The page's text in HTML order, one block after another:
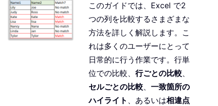
このガイドでは、Excel で2
つの列を比較するさまざまな
方法を詳しく解説します。こ
れは多くのユーザーにとって
日常的に行う作業です。行単
位での比較、行ごとの比較、
セルごとの比較、一致箇所の
ハイライト 、あるいは相違点